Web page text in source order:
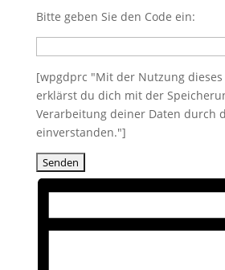
Bitte geben Sie den Code ein:
[wpgdprc "Mit der Nutzung dieses
erklärst du dich mit der
Verarbeitung deiner Daten durch
einverstanden."]